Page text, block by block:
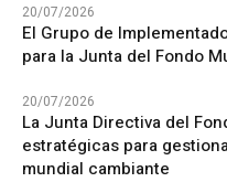
20/07/2026
El Grupo de
para la Junta del Fondo
20/07/2026
La Junta Directiva del
estratégicas para
mundial cambiante